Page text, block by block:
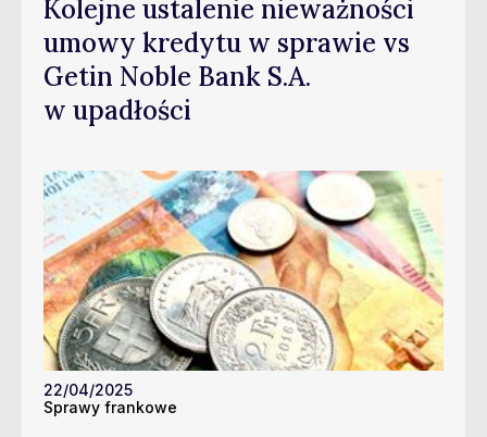
Kolejne ustalenie nieważności
umowy kredytu w sprawie vs
Getin Noble Bank S.A.
w upadłości
22/04/2025
Sprawy frankowe